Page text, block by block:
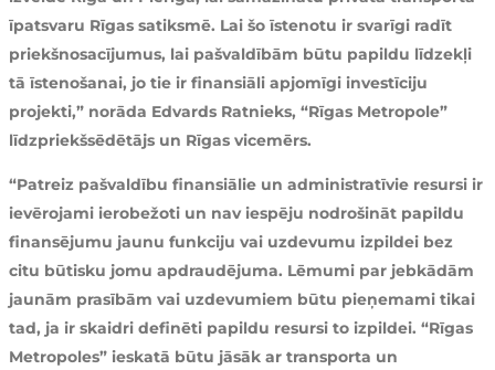
īpatsvaru Rīgas satiksmē. Lai šo īstenotu ir svarīgi radīt
priekšnosacījumus, lai pašvaldībām būtu papildu līdzekļi
tā īstenošanai, jo tie ir finansiāli apjomīgi investīciju
projekti,” norāda Edvards Ratnieks, “Rīgas Metropole”
līdzpriekšsēdētājs un Rīgas vicemērs.
“Patreiz pašvaldību finansiālie un administratīvie resursi ir
ievērojami ierobežoti un nav iespēju nodrošināt papildu
finansējumu jaunu funkciju vai uzdevumu izpildei bez
citu būtisku jomu apdraudējuma. Lēmumi par jebkādām
jaunām prasībām vai uzdevumiem būtu pieņemami tikai
tad, ja ir skaidri definēti papildu resursi to izpildei. “Rīgas
Metropoles” ieskatā būtu jāsāk ar transporta un